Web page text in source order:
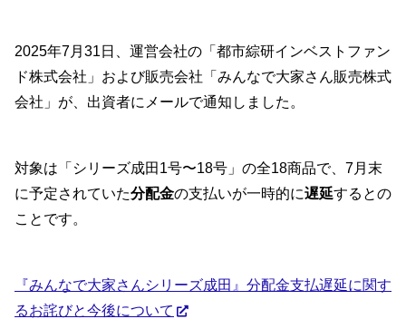
2025年7月31日、運営会社の「都市綜研インベストファン
ド株式会社」および販売会社「みんなで大家さん販売株式
会社」が、出資者にメールで通知しました。
対象は「シリーズ成田1号〜18号」の全18商品で、7月末
に予定されていた分配金の支払いが一時的に遅延するとの
ことです。
『みんなで大家さんシリーズ成田』分配金支払遅延に関す
るお詫びと今後について